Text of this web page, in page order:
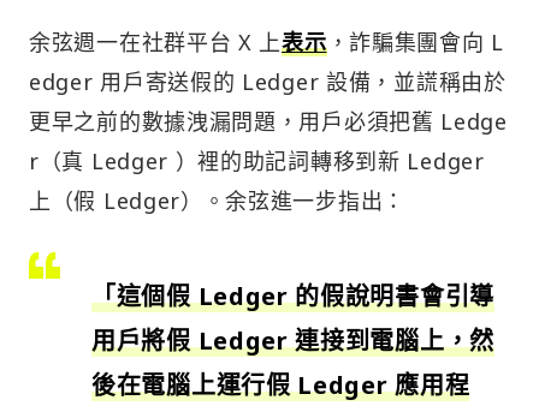
余弦週一在社群平台 X 上表示，詐騙集團會向 L
edger 用戶寄送假的 Ledger 設備，並謊稱由於
更早之前的數據洩漏問題，用戶必須把舊 Ledge
r（真 Ledger ）裡的助記詞轉移到新 Ledger
上（假 Ledger）。余弦進一步指出：
「這個假 Ledger 的假說明書會引導
用戶將假 Ledger 連接到電腦上，然
後在電腦上運行假 Ledger 應用程